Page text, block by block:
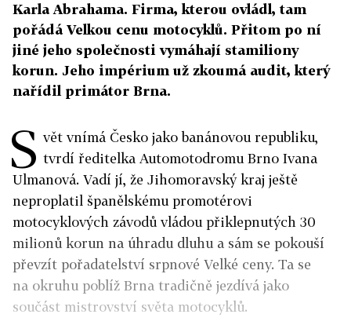
Karla Abrahama. Firma, kterou ovládl, tam
pořádá Velkou cenu motocyklů. Přitom po ní
jiné jeho společnosti vymáhají stamiliony
korun. Jeho impérium už zkoumá audit, který
nařídil primátor Brna.
S vět vnímá Česko jako banánovou republiku,
tvrdí ředitelka Automotodromu Brno Ivana
Ulmanová. Vadí jí, že Jihomoravský kraj ještě
neproplatil španělskému promotérovi
motocyklových závodů vládou přiklepnutých 30
milionů korun na úhradu dluhu a sám se pokouší
převzít pořadatelství srpnové Velké ceny. Ta se
na okruhu poblíž Brna tradičně jezdívá jako
součást mistrovství světa motocyklů.